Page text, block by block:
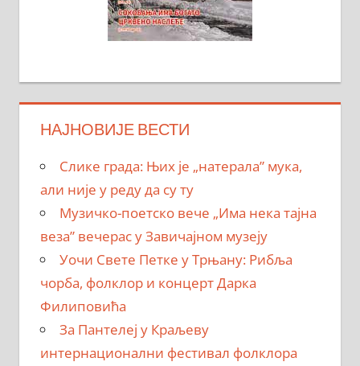
НАЈНОВИЈЕ ВЕСТИ
Слике града: Њих је „натерала” мука,
али није у реду да су ту
Музичко-поетско вече „Има нека тајна
веза” вечерас у Завичајном музеју
Уочи Свете Петке у Трњану: Рибља
чорба, фолклор и концерт Дарка
Филиповића
За Пантелеј у Краљеву
интернационални фестивал фолклора